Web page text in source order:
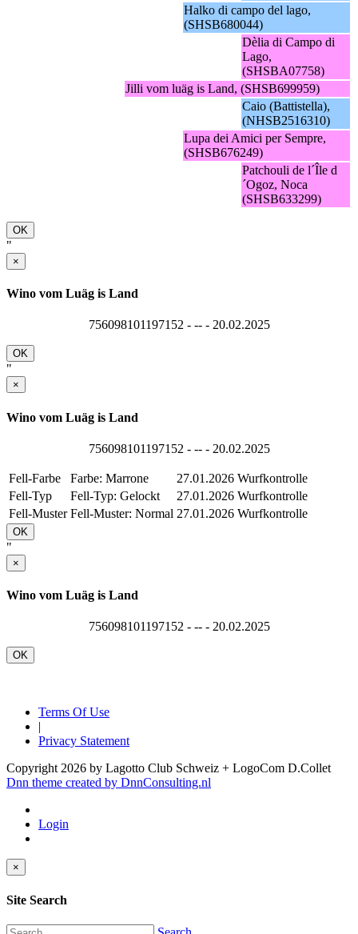
Halko di campo del lago,
(SHSB680044)
Dèlia di Campo di
Lago,
(SHSBA07758)
Jilli vom luäg is Land, (SHSB699959)
Caio (Battistella),
(NHSB2516310)
Lupa dei Amici per Sempre,
(SHSB676249)
Patchouli de l´Île d
´Ogoz, Noca
(SHSB633299)
OK
"
×
Wino vom Luäg is Land
756098101197152 - -- - 20.02.2025
OK
"
×
Wino vom Luäg is Land
756098101197152 - -- - 20.02.2025
Fell-Farbe Farbe: Marrone 27.01.2026 Wurfkontrolle
Fell-Typ
Fell-Typ: Gelockt 27.01.2026 Wurfkontrolle
Fell-Muster Fell-Muster: Normal 27.01.2026 Wurfkontrolle
OK
"
×
Wino vom Luäg is Land
756098101197152 - -- - 20.02.2025
OK
Terms Of Use
Privacy Statement
Copyright 2026 by Lagotto Club Schweiz + LogoCom D.Collet
Dnn theme created by DnnConsulting.nl
Login
×
Site Search